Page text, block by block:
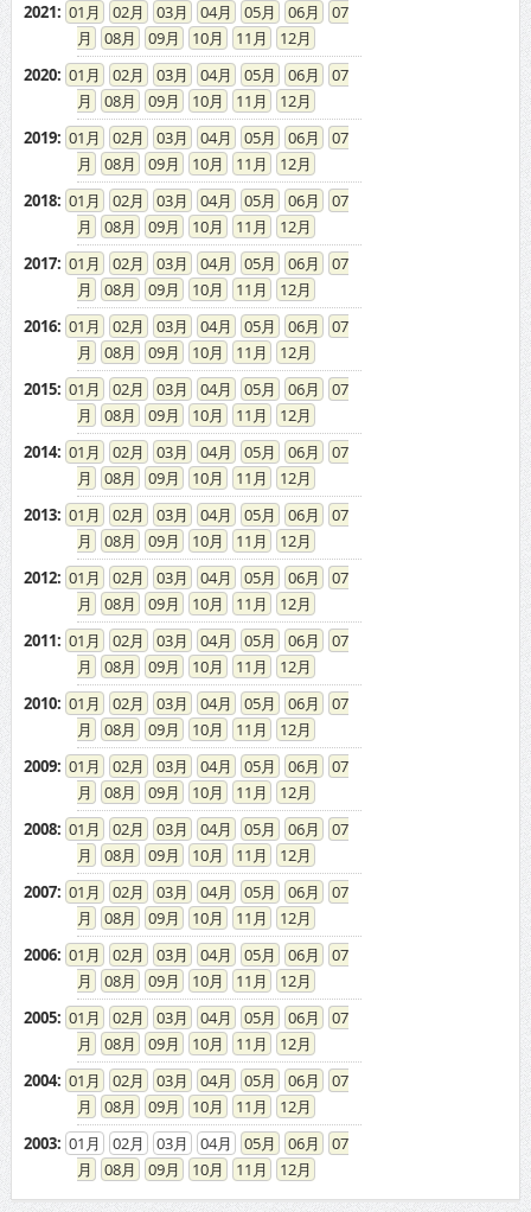
2021: 01 02 03 04 05 06
07
08
09 10 11
12
2020: 01 02 03 04 05 06
07
08
09 10 11
12
2019: 01 02 03 04 05 06
07
08
09 10 11
12
2018: 01 02 03 04 05 06
07
08
09 10 11
12
2017: 01 02 03 04 05 06
07
08
09 10 11
12
2016: 01 02 03 04 05 06
07
08
09 10 11
12
2015: 01 02 03 04 05 06
07
08
09 10 11
12
2014: 01 02 03 04 05 06
07
08
09 10 11
12
2013: 01 02 03 04 05 06
07
08
09 10 11
12
2012: 01 02 03 04 05 06
07
08
09 10 11
12
2011: 01 02 03 04 05 06
07
08
09 10 11
12
2010: 01 02 03 04 05 06
07
08
09 10 11
12
2009: 01 02 03 04 05 06
07
08
09 10 11
12
2008: 01 02 03 04 05 06
07
08
09 10 11
12
2007: 01 02 03 04 05 06
07
08
09 10 11
12
2006: 01 02 03 04 05 06
07
08
09 10 11
12
2005: 01 02 03 04 05 06
07
08
09 10 11
12
2004: 01 02 03 04 05 06
07
08
09 10 11
12
2003: 01 02 03 04 05 06
07
08
09 10 11 12